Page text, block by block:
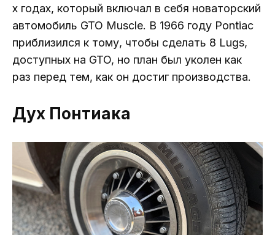
х годах, который включал в себя новаторский
автомобиль GTO Muscle. В 1966 году Pontiac
приблизился к тому, чтобы сделать 8 Lugs,
доступных на GTO, но план был уколен как
раз перед тем, как он достиг производства.
Дух Понтиака